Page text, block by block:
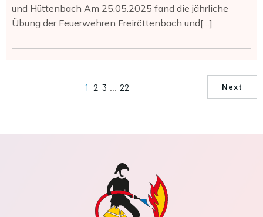
und Hüttenbach Am 25.05.2025 fand die jährliche
Übung der Feuerwehren Freiröttenbach und[…]
1 2 3 22 Next